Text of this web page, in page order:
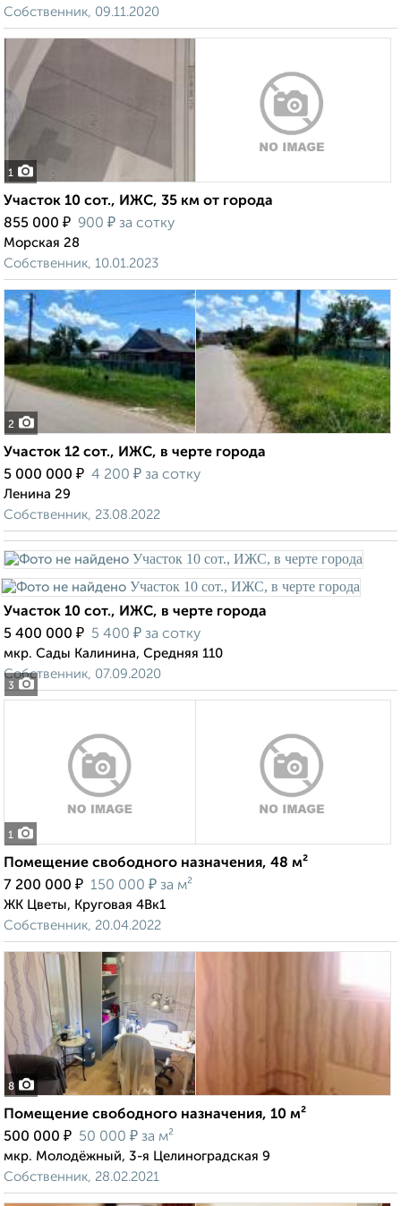
Собственник, 09.11.2020
1
Участок 10 сот., ИЖС, 35 км от города
855 000 ₽ 900 ₽ за сотку
Морская 28
Собственник, 10.01.2023
2
Участок 12 сот., ИЖС, в черте города
5 000 000 ₽ 4 200 ₽ за сотку
Ленина 29
Собственник, 23.08.2022
3
Участок 10 сот., ИЖС, в черте города
5 400 000 ₽ 5 400 ₽ за сотку
мкр. Сады Калинина, Средняя 110
Собственник, 07.09.2020
1
Помещение свободного назначения, 48 м²
7 200 000 ₽ 150 000 ₽ за м²
ЖК Цветы, Круговая 4Вк1
Собственник, 20.04.2022
8
Помещение свободного назначения, 10 м²
500 000 ₽ 50 000 ₽ за м²
мкр. Молодёжный, 3-я Целиноградская 9
Собственник, 28.02.2021